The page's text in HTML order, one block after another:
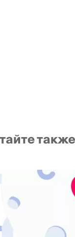
также